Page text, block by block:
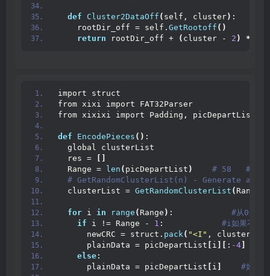
def Cluster2DataOff ( self, cluster)
    rootDir_off = self.
GetRootoff ()
return rootDir_off + ( cluster - 2 ) *
import struct
from xixi import FAT32Parser
from xixixi import Padding, picDepartList
def EncodePieces () :
  global clusterList
  res =
  Range =
len ( picDepartList )
# 58   #猜测
# GetRandomClusterList(n) - Generate a
  clusterList =
GetRandomClusterList ( Range
for i in range ( Range ) :
#从0开始
if i != Range - 1 :
#i如果不等
      newCRC = struct.
pack ( "<I" , clusterList
      plainData = picDepartList
i : -4]
else:
      plainData = picDepartList
i #如果